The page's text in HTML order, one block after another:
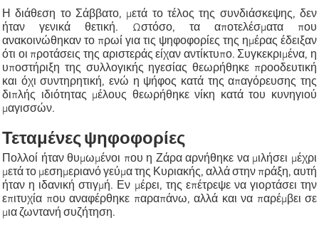
Η διάθεση το Σάββατο, μετά το τέλος της συνδιάσκεψης, δεν
ήταν γενικά θετική. Ωστόσο, τα αποτελέσματα που
ανακοινώθηκαν το πρωί για τις ψηφοφορίες της ημέρας έδειξαν
ότι οι προτάσεις της αριστεράς είχαν αντίκτυπο. Συγκεκριμένα, η
υποστήριξη της συλλογικής ηγεσίας θεωρήθηκε προοδευτική
και όχι συντηρητική, ενώ η ψήφος κατά της απαγόρευσης της
διπλής ιδιότητας μέλους θεωρήθηκε νίκη κατά του κυνηγιού
μαγισσών.
Τεταμένες ψηφοφορίες
Πολλοί ήταν θυμωμένοι που η Ζάρα αρνήθηκε να μιλήσει μέχρι
μετά το μεσημεριανό γεύμα της Κυριακής, αλλά στην πράξη, αυτή
ήταν η ιδανική στιγμή. Εν μέρει, της επέτρεψε να γιορτάσει την
επιτυχία που αναφέρθηκε παραπάνω, αλλά και να παρέμβει σε
μια ζωντανή συζήτηση.